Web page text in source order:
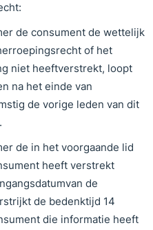
de consument de wettelijk
of het
niet heeftverstrekt, loopt
na het einde van
de vorige leden van dit
de in het voorgaande lid
heeft verstrekt
de
de bedenktijd 14
die informatie heeft